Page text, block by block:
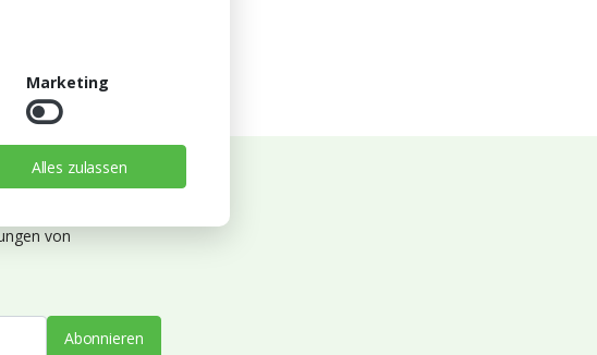
von
Abonnieren
Marketing
Alles zulassen